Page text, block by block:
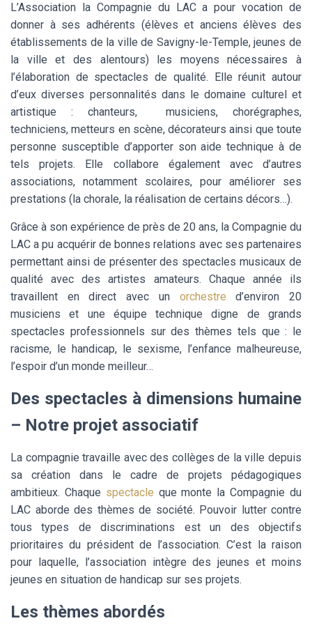
L’Association la Compagnie du LAC a pour vocation de
donner à ses adhérents (élèves et anciens élèves des
établissements de la ville de Savigny-le-Temple, jeunes de
la ville et des alentours) les moyens nécessaires à
l’élaboration de spectacles de qualité. Elle réunit autour
d’eux diverses personnalités dans le domaine culturel et
artistique : chanteurs, musiciens, chorégraphes,
techniciens, metteurs en scène, décorateurs ainsi que toute
personne susceptible d’apporter son aide technique à de
tels projets. Elle collabore également avec d’autres
associations, notamment scolaires, pour améliorer ses
prestations (la chorale, la réalisation de certains décors…).
Grâce à son expérience de près de 20 ans, la Compagnie du
LAC a pu acquérir de bonnes relations avec ses partenaires
permettant ainsi de présenter des spectacles musicaux de
qualité avec des artistes amateurs. Chaque année ils
travaillent en direct avec un orchestre d’environ 20
musiciens et une équipe technique digne de grands
spectacles professionnels sur des thèmes tels que : le
racisme, le handicap, le sexisme, l’enfance malheureuse,
l’espoir d’un monde meilleur…
Des spectacles à dimensions humaine
– Notre projet associatif
La compagnie travaille avec des collèges de la ville depuis
sa création dans le cadre de projets pédagogiques
ambitieux. Chaque spectacle que monte la Compagnie du
LAC aborde des thèmes de société. Pouvoir lutter contre
tous types de discriminations est un des objectifs
prioritaires du président de l’association. C’est la raison
pour laquelle, l’association intègre des jeunes et moins
jeunes en situation de handicap sur ses projets.
Les thèmes abordés